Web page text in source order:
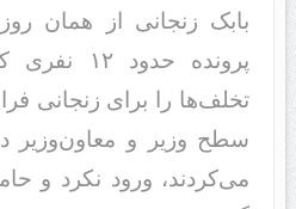
بابک زنجانی از‌‌ همان
پرونده
تخلف‌ها را برای زنجانی
سطح وزیر و معاون‌وزیر
می‌کردند، ورود نکرد و